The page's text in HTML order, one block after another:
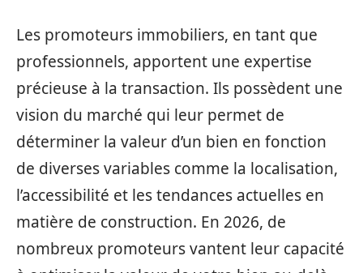
Les promoteurs immobiliers, en tant que
professionnels, apportent une expertise
précieuse à la transaction. Ils possèdent une
vision du marché qui leur permet de
déterminer la valeur d’un bien en fonction
de diverses variables comme la localisation,
l’accessibilité et les tendances actuelles en
matière de construction. En 2026, de
nombreux promoteurs vantent leur capacité